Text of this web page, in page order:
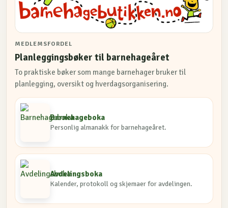
MEDLEMSFORDEL
Planleggingsbøker til barnehageåret
To praktiske bøker som mange barnehager bruker til
planlegging, oversikt og hverdagsorganisering.
Barnehageboka
Personlig almanakk for barnehageåret.
Avdelingsboka
Kalender, protokoll og skjemaer for avdelingen.